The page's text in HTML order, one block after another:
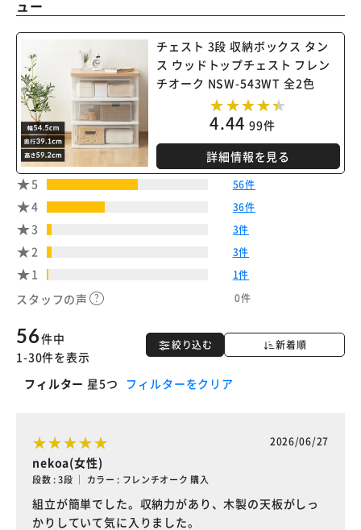
ュー
チェスト 3段 収納ボックス タン
ス ウッドトップチェスト フレン
チオーク NSW-543WT 全2色
4.44 99件
詳細情報を見る
5
56件
4 36件
3 3件
2 3件
1 1件
スタッフの声 0件
絞り込む 新着順
56件中
1-30件を表示
フィルター 星5つ フィルターをクリア
2026/06/27
nekoa(女性)
段数 : 3段 ｜ カラー : フレンチオーク 購入
組立が簡単でした。収納力があり、木製の天板がしっ
かりしていて気に入りました。
※ご確認ください
カートに入れる 購入手続きへ